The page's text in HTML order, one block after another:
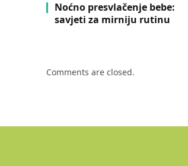
Noćno presvlačenje bebe:
savjeti za mirniju rutinu
Comments are closed.